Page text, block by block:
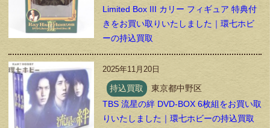
Limited Box III カリー フィギュア 特典付
きをお買い取りいたしました｜環七ホビ
ーの持込買取
2025年11月20日
持込買取
東京都中野区
TBS 流星の絆 DVD-BOX 6枚組をお買い取
りいたしました｜環七ホビーの持込買取